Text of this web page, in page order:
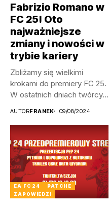
Fabrizio Romano w
FC 25! Oto
najważniejsze
zmiany i nowości w
trybie kariery
Zbliżamy się wielkimi
krokami do premiery FC 25.
W ostatnich dniach twórcy...
AUTORFRANEK 09/08/2024
EA FC 24
PATCHE
ZAPOWIEDZI